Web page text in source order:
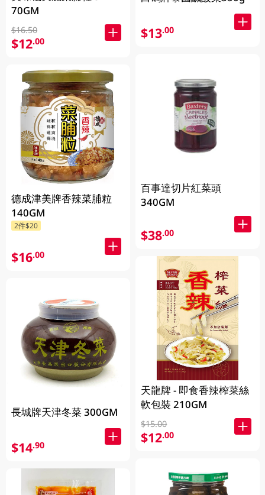
70GM
$16.50
$12.00
德成津美牌香辣菜脯粒
140GM
2件$20
$16.00
長城牌天津冬菜 300GM
$14.90
$13.00
百事達切片紅菜頭
340GM
$38.00
天龍牌 - 即食香辣榨菜絲
軟包裝 210GM
$15.00
$12.00